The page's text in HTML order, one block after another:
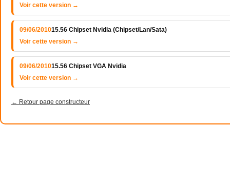
Voir cette version →
09/06/201015.56 Chipset Nvidia (Chipset/Lan/Sata)
Voir cette version →
09/06/201015.56 Chipset VGA Nvidia
Voir cette version →
← Retour page constructeur